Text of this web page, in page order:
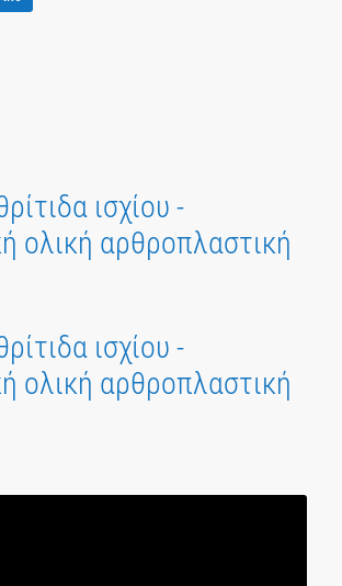
ισχίου -
ολική αρθροπλαστική
ισχίου -
ολική αρθροπλαστική